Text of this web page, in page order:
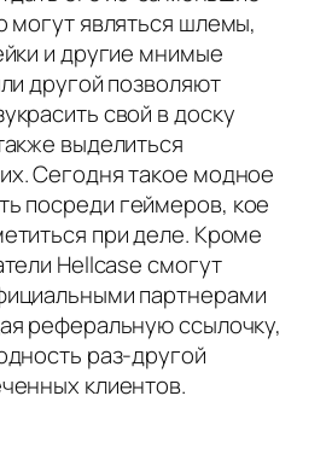
могут являться шлемы,
и другие мнимые
другой позволяют
свой в доску
выделиться
Сегодня такое модное
посреди геймеров, кое
при деле. Кроме
Hellcase смогут
партнерами
реферальную ссылочку,
раз-другой
клиентов.